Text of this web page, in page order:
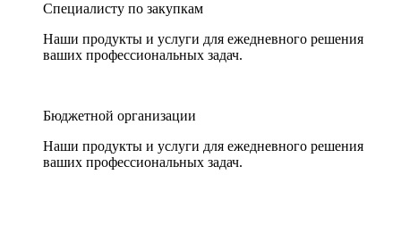
Специалисту по закупкам
Наши продукты и услуги для ежедневного решения
ваших профессиональных задач.
Бюджетной организации
Наши продукты и услуги для ежедневного решения
ваших профессиональных задач.